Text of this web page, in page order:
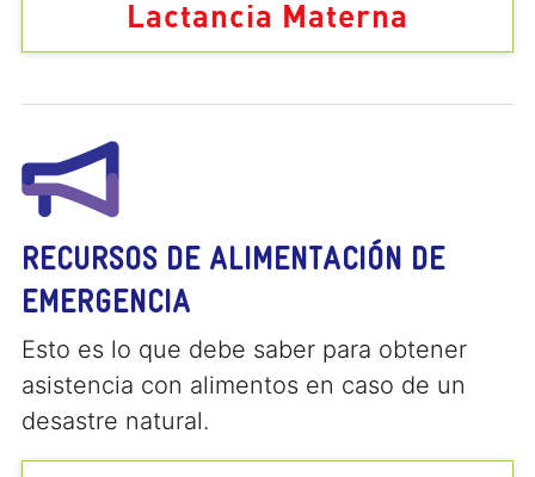
Lactancia Materna
RECURSOS DE ALIMENTACIÓN DE
EMERGENCIA
Esto es lo que debe saber para obtener
asistencia con alimentos en caso de un
desastre natural.